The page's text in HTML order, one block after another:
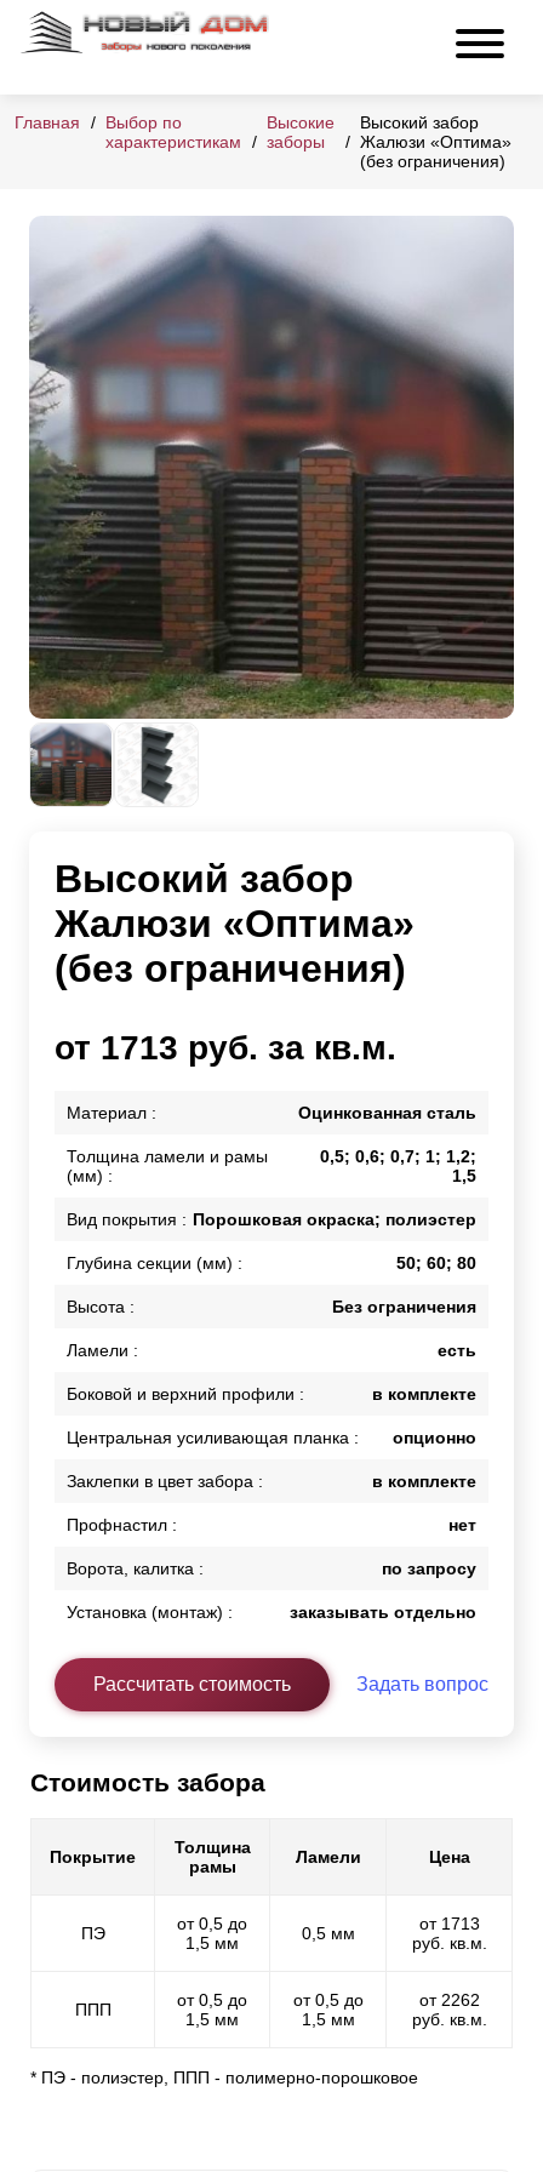
Главная
Выбор по
характеристикам
Высокие
заборы
Высокий забор
Жалюзи «Оптима»
(без ограничения)
Высокий забор
Жалюзи «Оптима»
(без ограничения)
от 1713 руб. за кв.м.
Материал : Оцинкованная сталь
Толщина ламели и рамы
(мм) :
0,5; 0,6; 0,7; 1; 1,2;
1,5
Вид покрытия : Порошковая окраска; полиэстер
Глубина секции (мм) : 50; 60; 80
Высота : Без ограничения
Ламели : есть
Боковой и верхний профили : в комплекте
Центральная усиливающая планка : опционно
Заклепки в цвет забора : в комплекте
Профнастил : нет
Ворота, калитка : по запросу
Установка (монтаж) : заказывать отдельно
Рассчитать стоимость Задать вопрос
Стоимость забора
Покрытие
Толщина
рамы
Ламели Цена
ПЭ
от 0,5 до
1,5 мм
0,5 мм
от 1713
руб. кв.м.
ППП
от 0,5 до
1,5 мм
от 0,5 до
1,5 мм
от 2262
руб. кв.м.
* ПЭ - полиэстер, ППП - полимерно-порошковое